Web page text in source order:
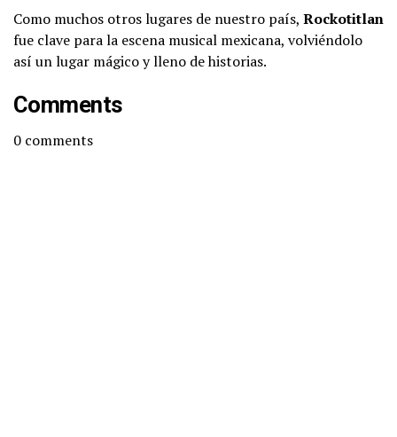
Como muchos otros lugares de nuestro país, Rockotitlan
fue clave para la escena musical mexicana, volviéndolo
así un lugar mágico y lleno de historias.
Comments
0 comments